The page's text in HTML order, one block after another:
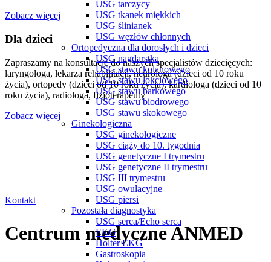
USG tarczycy
USG tkanek miękkich
USG ślinianek
USG węzłów chłonnych
Ortopedyczna dla dorosłych i dzieci
USG nagdarstka
USG stawu kolanowego
USG stawu łokciowego
USG stawu barkowego
USG stawu biodrowego
USG stawu skokowego
Ginekologiczna
USG ginekologiczne
USG ciąży do 10. tygodnia
USG genetyczne I trymestru
USG genetyczne II trymestru
USG III trymestru
USG owulacyjne
USG piersi
Pozostała diagnostyka
USG serca/Echo serca
EKG
Holter EKG
Gastroskopia
Zobacz więcej
Dla dzieci
Zapraszamy na konsultacje do naszych specjalistów dziecięcych:
laryngologa, lekarza rehabilitacji, neurologa (dzieci od 10 roku
życia), ortopedy (dzieci od 10 roku życia), kardiologa (dzieci od 10
roku życia), radiologa, fizjoterapeuty
Zobacz więcej
Masz pytania? Skontaktuj się z naszą
Kontakt
Centrum medyczne ANMED